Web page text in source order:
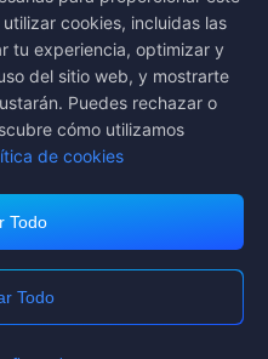
haciendo clic en "Servicio al
Polítca de Cookie
Cookies
Developments Limited. TODOS
cookies, incluidas las
tu experiencia, optimizar y
del sitio web, y mostrarte
Puedes rechazar o
cómo utilizamos
de cookies
Todo
Todo